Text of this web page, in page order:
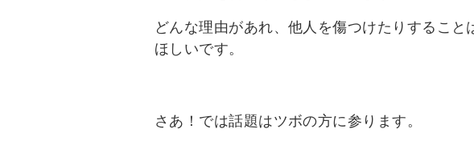
どんな理由があれ、他人を傷つけたりするこ
ほしいです。
さあ！では話題はツボの方に参ります。